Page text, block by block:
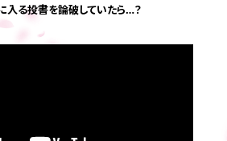
くある質問
入る投書を論破していたら…？